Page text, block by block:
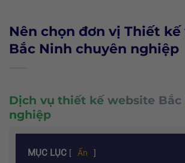
Nên chọn đơn vị Thiết
Bắc Ninh chuyên nghiệp
Dịch vụ thiết kế website Bắc
nghiệp
MỤC LỤC [ Ẩn ]